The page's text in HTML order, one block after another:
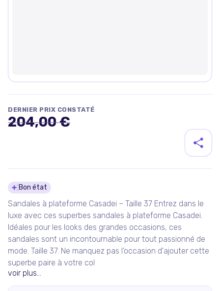
DERNIER PRIX CONSTATÉ
204,00 €
Détails du produit
Bon état
Sandales à plateforme Casadei – Taille 37 Entrez dans le
luxe avec ces superbes sandales à plateforme Casadei.
Idéales pour les looks des grandes occasions, ces
sandales sont un incontournable pour tout passionné de
mode. Taille 37. Ne manquez pas l'occasion d'ajouter cette
superbe paire à votre col
voir plus...